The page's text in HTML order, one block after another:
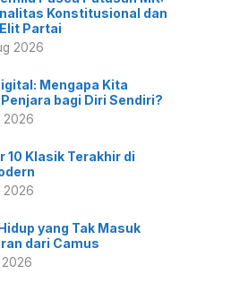
Konstitusional dan
Partai
2026
Mengapa Kita
bagi Diri Sendiri?
2026
10 Klasik Terakhir di
2026
yang Tak Masuk
dari Camus